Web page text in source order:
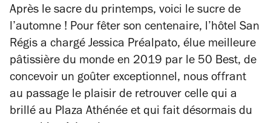
Après le sacre du printemps, voici le sucre de
l’automne ! Pour fêter son centenaire, l’hôtel San
Régis a chargé Jessica Préalpato, élue meilleure
pâtissière du monde en 2019 par le 50 Best, de
concevoir un goûter exceptionnel, nous offrant
au passage le plaisir de retrouver celle qui a
brillé au Plaza Athénée et qui fait désormais du